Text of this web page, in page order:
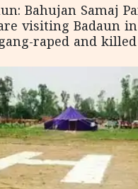
Bahujan Samaj
visiting Badaun
raped and